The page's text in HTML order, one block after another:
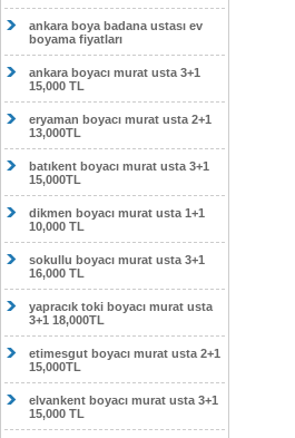
ankara boya badana ustası ev
boyama fiyatları
ankara boyacı murat usta 3+1
15,000 TL
eryaman boyacı murat usta 2+1
13,000TL
batıkent boyacı murat usta 3+1
15,000TL
dikmen boyacı murat usta 1+1
10,000 TL
sokullu boyacı murat usta 3+1
16,000 TL
yapracık toki boyacı murat usta
3+1 18,000TL
etimesgut boyacı murat usta 2+1
15,000TL
elvankent boyacı murat usta 3+1
15,000 TL